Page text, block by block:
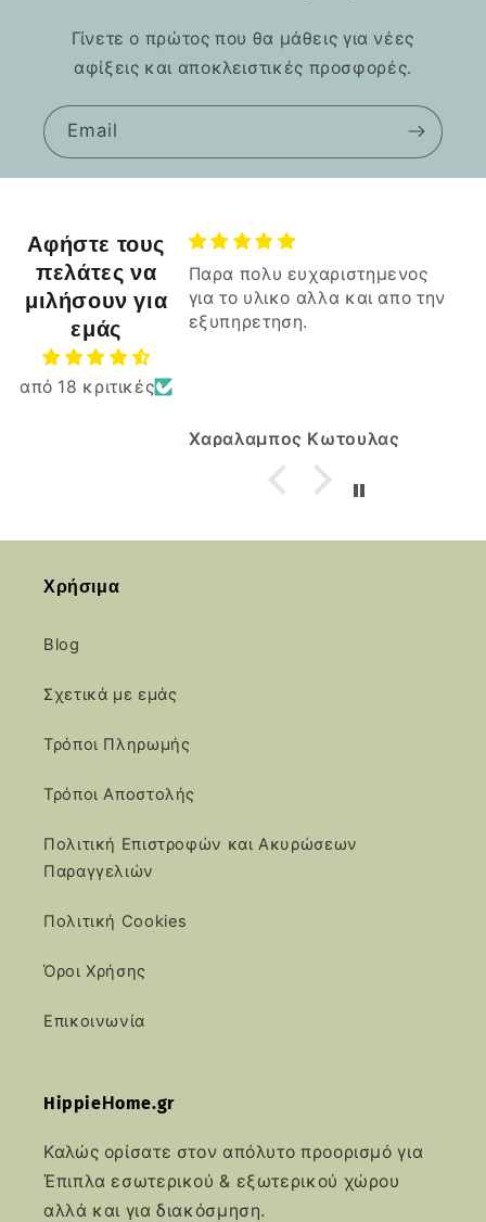
Γίνετε ο πρώτος που θα μάθεις για νέες
αφίξεις και αποκλειστικές προσφορές.
Email
Αφήστε τους
πελάτες να
μιλήσουν για
εμάς
από 18 κριτικές
Παρα πολυ ευχαριστημενος
για το υλικο αλλα και απο την
εξυπηρετηση.
Χαραλαμπος Κωτουλας
Χρήσιμα
Blog
Σχετικά με εμάς
Τρόποι Πληρωμής
Τρόποι Αποστολής
Πολιτική Επιστροφών και Ακυρώσεων
Παραγγελιών
Πολιτική Cookies
Όροι Χρήσης
Επικοινωνία
HippieΗome.gr
Καλώς ορίσατε στον απόλυτο προορισμό για
Έπιπλα εσωτερικού & εξωτερικού χώρου
αλλά και για διακόσμηση.